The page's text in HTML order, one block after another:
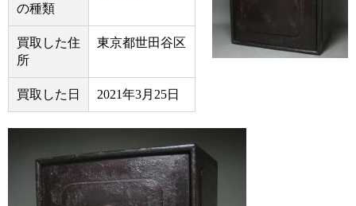
の種類
買取した住
所
東京都世田谷区
買取した日 2021年3月25日